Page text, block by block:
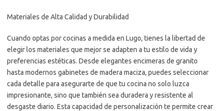
Materiales de Alta Calidad y Durabilidad
Cuando optas por cocinas a medida en Lugo, tienes la libertad de
elegir los materiales que mejor se adapten a tu estilo de vida y
preferencias estéticas. Desde elegantes encimeras de granito
hasta modernos gabinetes de madera maciza, puedes seleccionar
cada detalle para asegurarte de que tu cocina no solo luzca
impresionante, sino que también sea duradera y resistente al
desgaste diario. Esta capacidad de personalización te permite crear